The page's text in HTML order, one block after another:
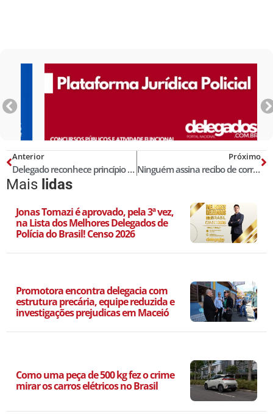
Anterior
Delegado reconhece princípio da insignificância, promotor denuncia e juiz absolve
Próximo
Ninguém assina recibo de corrupção, diz delegado da Lava Jato
Mais lidas
Jonas Tomazi é aprovado, pela 3ª vez,
na Lista dos Melhores Delegados de
Polícia do Brasil! Censo 2026
Promotora encontra delegacia com
estrutura precária, equipe reduzida e
investigações prejudicas em Maceió
Como uma peça de 500 kg fez o crime
mirar os carros elétricos no Brasil